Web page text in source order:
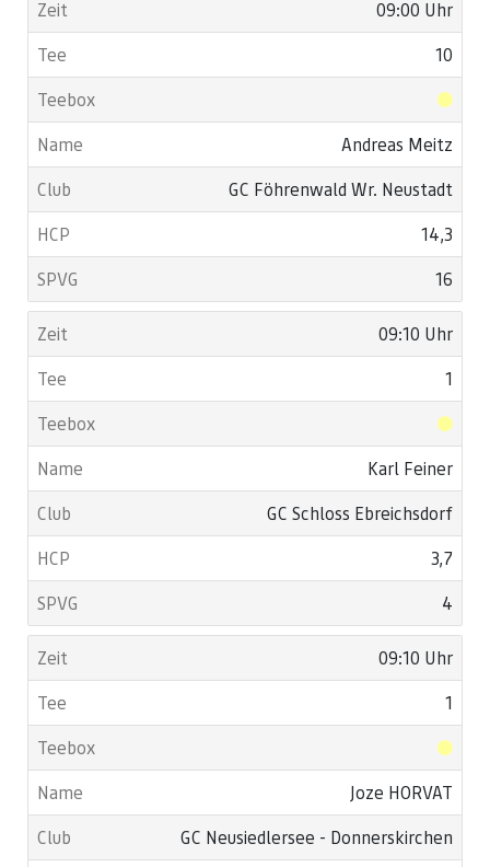
09:00 Uhr
10
Andreas Meitz
GC Föhrenwald Wr. Neustadt
14,3
16
09:10 Uhr
1
Karl Feiner
GC Schloss Ebreichsdorf
3,7
4
09:10 Uhr
1
Joze HORVAT
GC Neusiedlersee - Donnerskirchen